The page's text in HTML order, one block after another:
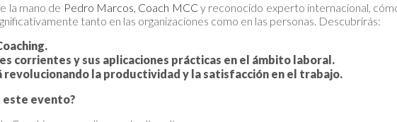
la mano de Pedro Marcos, Coach MCCy reconocido experto internacional,
tanto en las organizaciones como en las personas. Descubrirás:
corrientes y sus aplicaciones prácticas en el ámbito laboral.
revolucionando la productividad y la satisfacción en el trabajo.
este evento?